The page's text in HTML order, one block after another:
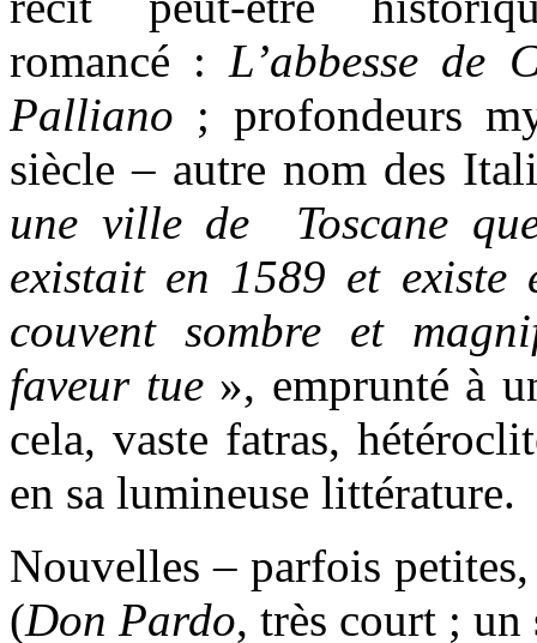
romancé :L’abbesse de
Palliano ; profondeurs
siècle – autre nom des
une ville de Toscane
existait en 1589 et existe
couvent sombre et
faveur tue», emprunté à
cela, vaste fatras,
en sa lumineuse littérature.
Nouvelles – parfois petites,
(Don Pardo, très court ;